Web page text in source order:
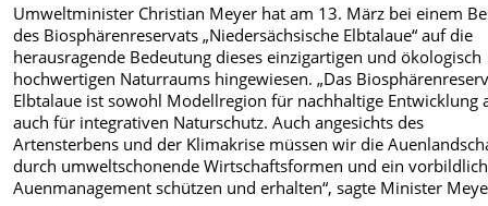
Umweltminister Christian Meyer hat am 13. März bei einem
des Biosphärenreservats „Niedersächsische Elbtalaue“ auf die
herausragende Bedeutung dieses einzigartigen und ökologisch
hochwertigen Naturraums hingewiesen. „Das
Elbtalaue ist sowohl Modellregion für nachhaltige Entwicklung
auch für integrativen Naturschutz. Auch angesichts des
Artensterbens und der Klimakrise müssen wir die
durch umweltschonende Wirtschaftsformen und ein
Auenmanagement schützen und erhalten“, sagte Minister